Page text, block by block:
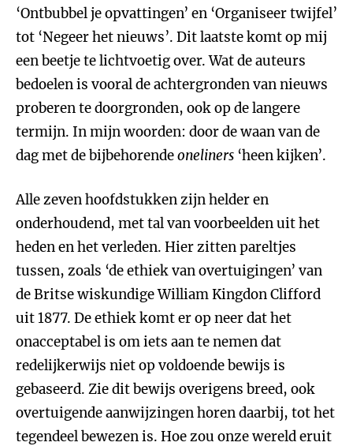
‘Ontbubbel je opvattingen’ en ‘Organiseer twijfel’
tot ‘Negeer het nieuws’. Dit laatste komt op mij
een beetje te lichtvoetig over. Wat de auteurs
bedoelen is vooral de achtergronden van nieuws
proberen te doorgronden, ook op de langere
termijn. In mijn woorden: door de waan van de
dag met de bijbehorendeoneliners ‘heen kijken’.
Alle zeven hoofdstukken zijn helder en
onderhoudend, met tal van voorbeelden uit het
heden en het verleden. Hier zitten pareltjes
tussen, zoals ‘de ethiek van overtuigingen’ van
de Britse wiskundige William Kingdon Clifford
uit 1877. De ethiek komt er op neer dat het
onacceptabel is om iets aan te nemen dat
redelijkerwijs niet op voldoende bewijs is
gebaseerd. Zie dit bewijs overigens breed, ook
overtuigende aanwijzingen horen daarbij, tot het
tegendeel bewezen is. Hoe zou onze wereld eruit